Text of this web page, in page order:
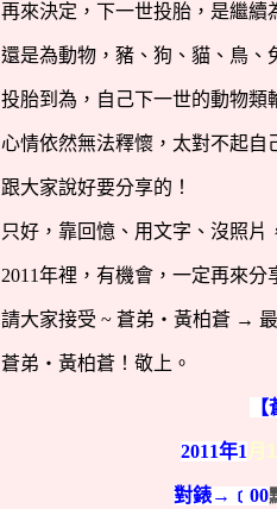
再來決定，下一世投胎，是繼續
還是為動物，豬、狗、貓、鳥、
投胎到為，自己下一世的動物類
心情依然無法釋懷，太對不起自
跟大家說好要分享的！
只好，靠回憶、用文字、沒照片
2011年裡，有機會，一定再來分
請大家接受 ~ 蒼弟‧黃柏蒼 →
蒼弟‧黃柏蒼！敬上。
2011年1 月
對錶→﹝00